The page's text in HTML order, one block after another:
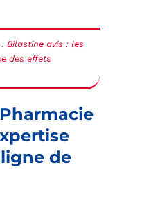
:Bilastine avis : les
des effets
de